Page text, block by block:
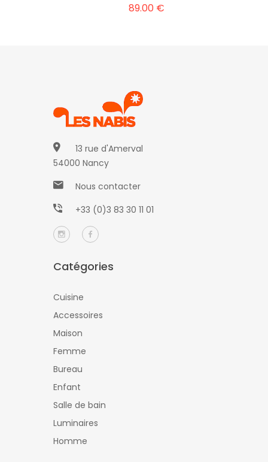
89.00 €
13 rue d'Amerval
54000 Nancy
Nous contacter
+33 (0)3 83 30 11 01
Catégories
Cuisine
Accessoires
Maison
Femme
Bureau
Enfant
Salle de bain
Luminaires
Homme